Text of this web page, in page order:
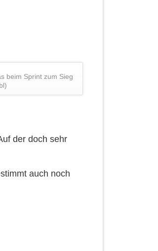
beim Sprint zum Sieg
der doch sehr
auch noch